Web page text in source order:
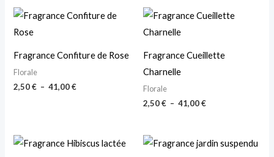
Fragrance Confiture de Rose
Florale
2,50€ – 41,00€
Plage
de
à
Fragrance Cueillette
Charnelle
Florale
2,50€ – 41,00€
Plage
de
à
Plage
de
Plage
de